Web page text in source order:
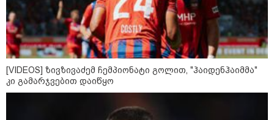
[VIDEOS] ზივზივაძემ ჩემპიონატი გოლით, "ჰაიდენჰაიმმა"
კი გამარჯვებით დაიწყო